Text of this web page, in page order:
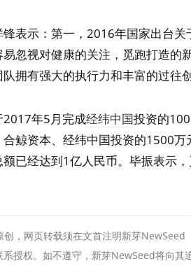
表示：第一，2016年国家出台
忽视对健康的关注，觅跑打造的
拥有强大的执行力和丰富的过往创
2017年5月完成经纬中国投资的
鲸资本、经纬中国投资的1500
已经达到1亿人民币。毕振表示
，网页转载须在文首注明新芽
授权。如不遵守，新芽NewSeed将向其